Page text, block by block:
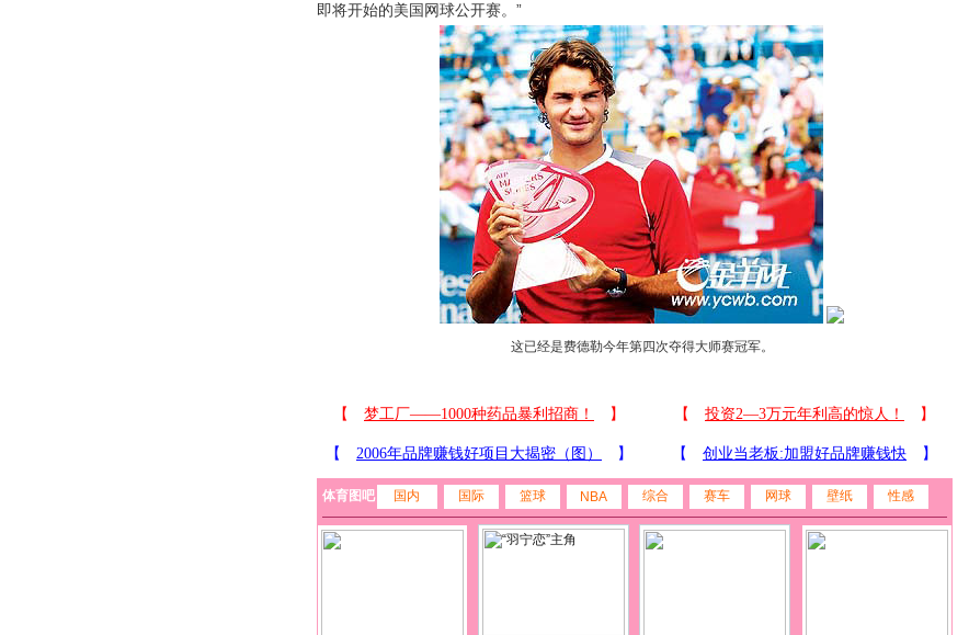
即将开始的美国网球公开赛。”
这已经是费德勒今年第四次夺得大师赛冠军。
体育图吧 国内 国际 篮球 NBA 综合 赛车 网球 壁纸 性感